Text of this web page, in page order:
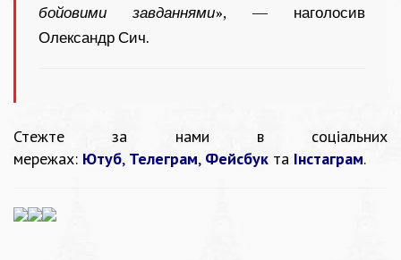
бойовими завданнями», — наголосив
Олександр Сич.
Стежте за нами в соціальних
мережах: Ютуб, Телеграм, Фейсбук та Інстаграм.